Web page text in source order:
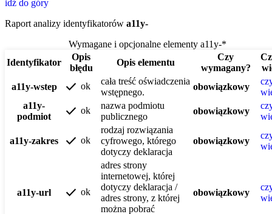
idź do góry
Raport analizy identyfikatorów a11y-
Wymagane i opcjonalne elementy a11y-*
Identyfikator
Opis
błędu
Opis elementu
Czy
wymagany?
a11y-wstep
check ok
cała treść oświadczenia
wstępnego.
obowiązkowy
a11y-
podmiot
check ok
nazwa podmiotu
publicznego
obowiązkowy
a11y-zakres check ok
rodzaj rozwiązania
cyfrowego, którego
dotyczy deklaracja
obowiązkowy
a11y-url check ok
adres strony
internetowej, której
dotyczy deklaracja /
adres strony, z której
można pobrać
obowiązkowy